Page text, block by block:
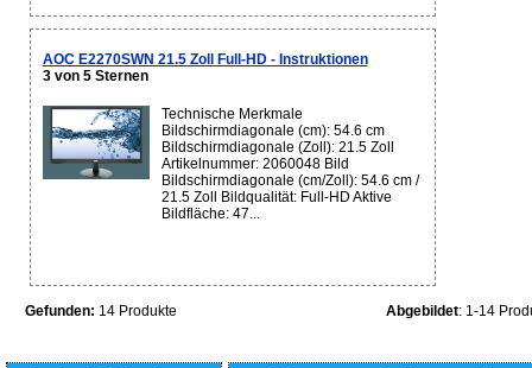
AOC E2270SWN 21.5 Zoll Full-HD - Instruktionen
3 von 5 Sternen
Technische Merkmale
Bildschirmdiagonale (cm): 54.6 cm
Bildschirmdiagonale (Zoll): 21.5 Zoll
Artikelnummer: 2060048 Bild
Bildschirmdiagonale (cm/Zoll): 54.6 cm /
21.5 Zoll Bildqualität: Full-HD Aktive
Bildfläche: 47...
Gefunden: 14 Produkte Abgebildet: 1-14